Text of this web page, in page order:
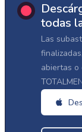
todas
Las
abiertas o